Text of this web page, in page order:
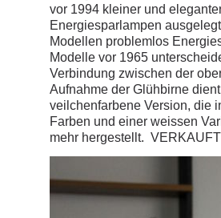
vor 1994 kleiner und
Energiesparlampen
Modellen problemlos
Modelle vor 1965
Verbindung zwischen der
Aufnahme der Glühbirne
veilchenfarbene Version, die
Farben und einer weissen
mehr hergestellt. VERKAUFT